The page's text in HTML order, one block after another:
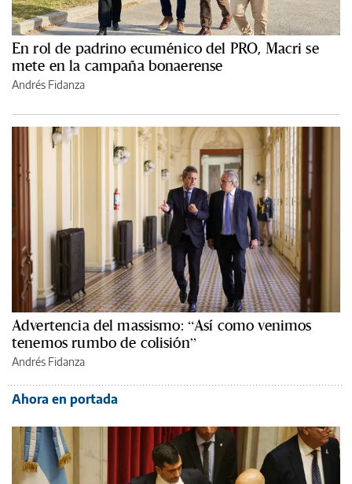
En rol de padrino ecuménico del PRO, Macri se
mete en la campaña bonaerense
Andrés Fidanza
Advertencia del massismo: “Así como venimos
tenemos rumbo de colisión”
Andrés Fidanza
Ahora en portada